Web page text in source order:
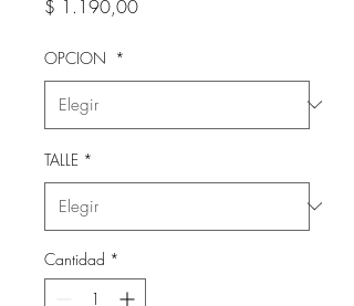
$ 1.190,00Precio
OPCION *
TALLE *
Cantidad *